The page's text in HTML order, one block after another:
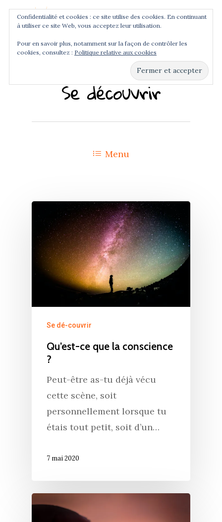
Hit enter to search or ESC to close
Se découvrir
Menu
Se dé-couvrir
Qu’est-ce que la conscience
?
Peut-être as-tu déjà vécu
cette scène, soit
personnellement lorsque tu
étais tout petit, soit d’un…
7 mai 2020
Confidentialité et cookies : ce site utilise des cookies. En continuant
à utiliser ce site Web, vous acceptez leur utilisation.
Pour en savoir plus, notamment sur la façon de contrôler les
cookies, consultez : Politique relative aux cookies